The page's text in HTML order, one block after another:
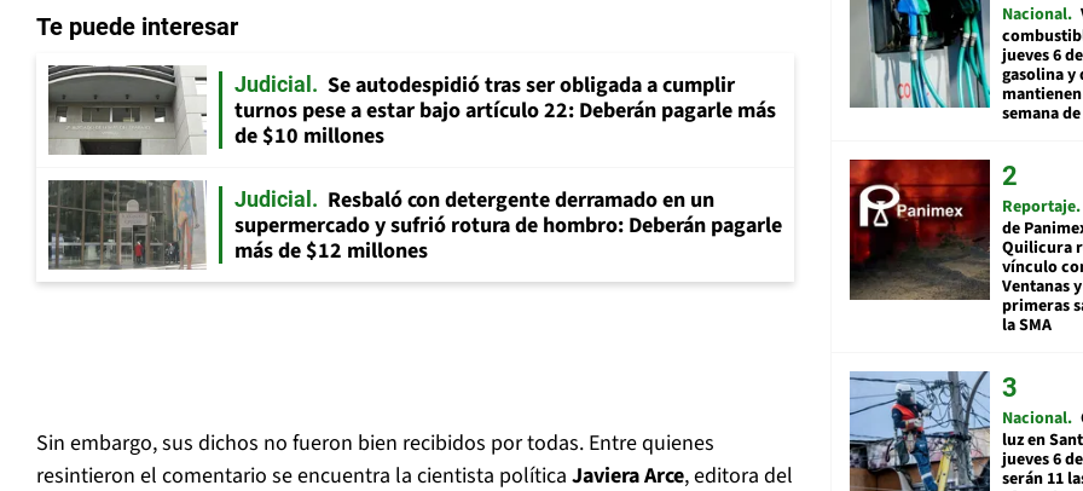
Te puede interesar
Judicial
Se autodespidió tras ser obligada a cumplir
turnos pese a estar bajo artículo 22: Deberán pagarle más
de $10 millones
Judicial
Resbaló con detergente derramado en un
supermercado y sufrió rotura de hombro: Deberán pagarle
más de $12 millones
Sin embargo, sus dichos no fueron bien recibidos por todas. Entre quienes
resintieron el comentario se encuentra la cientista política Javiera Arce, editora del
Nacional
jueves 6
gasolina y
semana
Reportaje
de
Quilicura
vínculo
Ventanas
primeras
la SMA
Nacional
luz en
jueves 6
serán 11